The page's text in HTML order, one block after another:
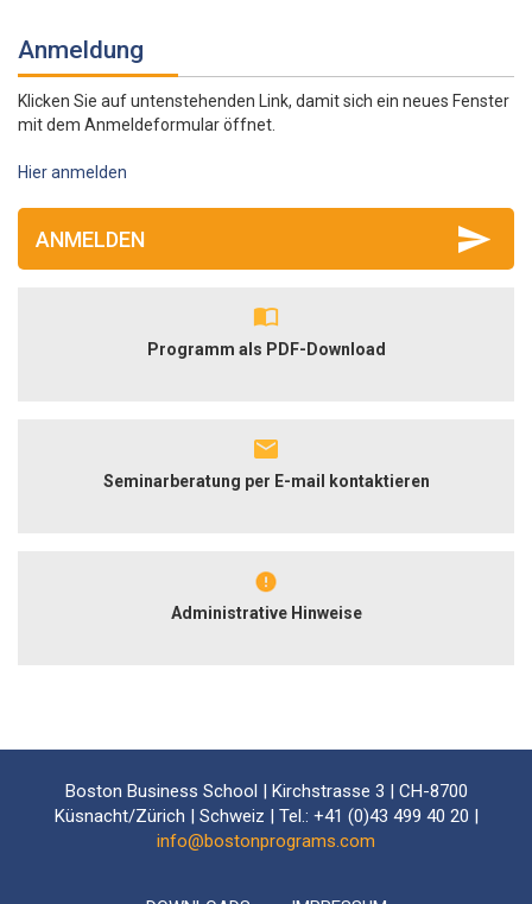
Anmeldung
Klicken Sie auf untenstehenden Link, damit sich ein neues Fenster
mit dem Anmeldeformular öffnet.
Hier anmelden
ANMELDEN
Programm als PDF-Download
Seminarberatung per E-mail kontaktieren
Administrative Hinweise
Boston Business School | Kirchstrasse 3 | CH-8700
Küsnacht/Zürich | Schweiz | Tel.: +41 (0)43 499 40 20 |
info@bostonprograms.com